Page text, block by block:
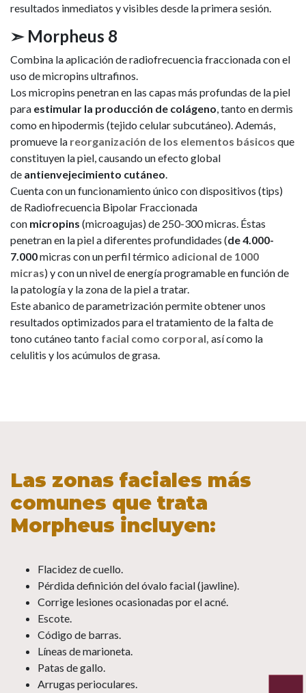
resultados inmediatos y visibles desde la primera sesión.
➣ Morpheus 8
Combina la aplicación de radiofrecuencia fraccionada con el
uso de micropins ultrafinos.
Los micropins penetran en las capas más profundas de la piel
para estimular la producción de colágeno, tanto en dermis
como en hipodermis (tejido celular subcutáneo). Además,
promueve la reorganización de los elementos básicos que
constituyen la piel, causando un efecto global
de antienvejecimiento cutáneo.
Cuenta con un funcionamiento único con dispositivos (tips)
de Radiofrecuencia Bipolar Fraccionada
con micropins (microagujas) de 250-300 micras. Éstas
penetran en la piel a diferentes profundidades (de 4.000-
7.000micras con un perfil térmico adicional de 1000
micras) y con un nivel de energía programable en función de
la patología y la zona de la piel a tratar.
Este abanico de parametrización permite obtener unos
resultados optimizados para el tratamiento de la falta de
tono cutáneo tanto facial como corporal, así como la
celulitis y los acúmulos de grasa.
Las zonas faciales más
comunes que trata
Morpheus incluyen:
Flacidez de cuello.
Pérdida definición del óvalo facial (jawline).
Corrige lesiones ocasionadas por el acné.
Escote.
Código de barras.
Líneas de marioneta.
Patas de gallo.
Arrugas perioculares.